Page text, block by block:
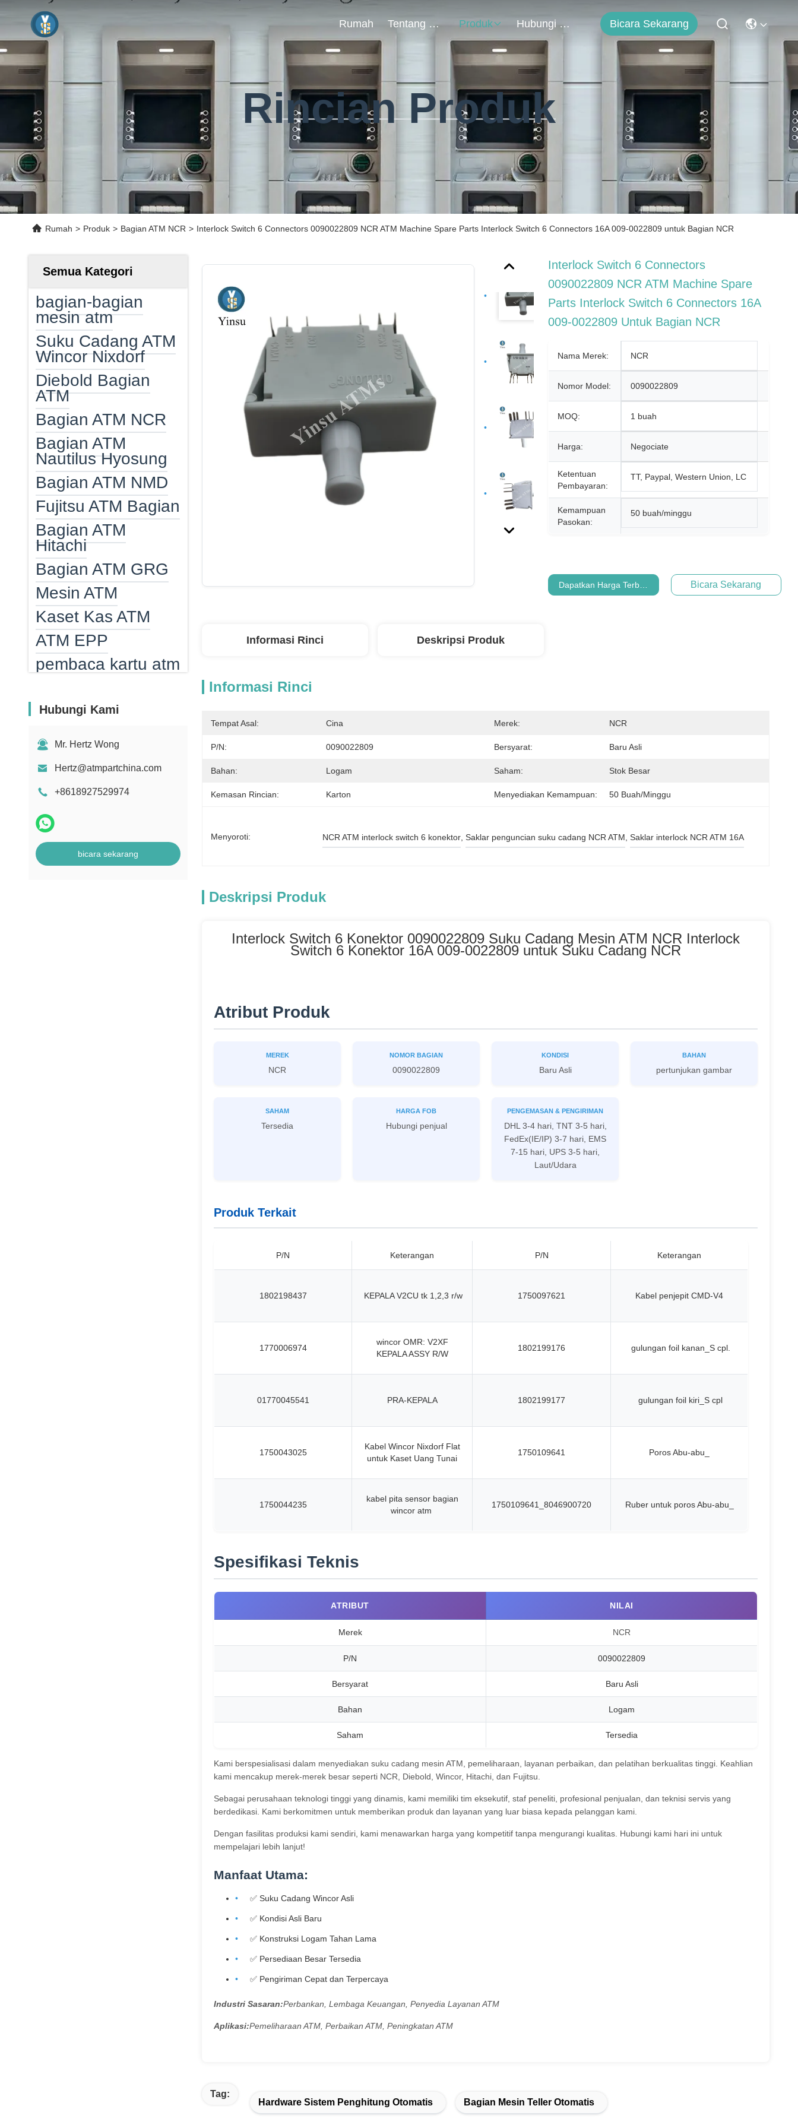
Rumah Tentang Kami Produk Hubungi Kami Bicara Sekarang
Rincian Produk
Rumah > Produk > Bagian ATM NCR > Interlock Switch 6 Connectors 0090022809 NCR ATM Machine Spare Parts Interlock Switch 6 Connectors 16A 009-0022809 untuk Bagian NCR
Semua Kategori
bagian-bagian
mesin atm
Suku Cadang ATM
Wincor Nixdorf
Diebold Bagian
ATM
Bagian ATM NCR
Bagian ATM
Nautilus Hyosung
Bagian ATM NMD
Fujitsu ATM Bagian
Bagian ATM
Hitachi
Bagian ATM GRG
Mesin ATM
Kaset Kas ATM
ATM EPP
pembaca kartu atm
Mesin penghitung
Bill Counter Parts
Bagian penerima
tagihan MEI
mesin POS
Hubungi Kami
Mr. Hertz Wong
Hertz@atmpartchina.com
+8618927529974
bicara sekarang
Interlock Switch 6 Connectors
0090022809 NCR ATM Machine Spare
Parts Interlock Switch 6 Connectors 16A
009-0022809 Untuk Bagian NCR
Nama Merek: NCR
Nomor Model: 0090022809
MOQ: 1 buah
Harga: Negociate
Ketentuan
Pembayaran:
TT, Paypal, Western Union, LC
Kemampuan
Pasokan:
50 buah/minggu
Dapatkan Harga Terbaik Bicara Sekarang
Informasi Rinci Deskripsi Produk
Informasi Rinci
Tempat Asal: Cina Merek: NCR
P/N: 0090022809 Bersyarat: Baru Asli
Bahan: Logam Saham: Stok Besar
Kemasan Rincian: Karton Menyediakan Kemampuan: 50 Buah/minggu
Menyoroti: NCR ATM interlock switch 6 konektor , Saklar penguncian suku cadang NCR ATM , Saklar interlock NCR ATM 16A
Deskripsi Produk
Interlock Switch 6 Konektor 0090022809 Suku Cadang Mesin ATM NCR Interlock
Switch 6 Konektor 16A 009-0022809 untuk Suku Cadang NCR
Atribut Produk
MEREK
NCR
NOMOR BAGIAN
0090022809
KONDISI
Baru Asli
BAHAN
pertunjukan gambar
SAHAM
Tersedia
HARGA FOB
Hubungi penjual
PENGEMASAN & PENGIRIMAN
DHL 3-4 hari, TNT 3-5 hari,
FedEx(IE/IP) 3-7 hari, EMS
7-15 hari, UPS 3-5 hari,
Laut/Udara
Produk Terkait
P/N Keterangan P/N Keterangan
1802198437 KEPALA V2CU tk 1,2,3 r/w 1750097621 Kabel penjepit CMD-V4
1770006974
wincor OMR: V2XF
KEPALA ASSY R/W
1802199176 gulungan foil kanan_S cpl.
01770045541 PRA-KEPALA 1802199177 gulungan foil kiri_S cpl
1750043025
Kabel Wincor Nixdorf Flat
untuk Kaset Uang Tunai
1750109641 Poros Abu-abu_
1750044235
kabel pita sensor bagian
wincor atm
1750109641_8046900720 Ruber untuk poros Abu-abu_
Spesifikasi Teknis
ATRIBUT NILAI
Merek NCR
P/N 0090022809
Bersyarat Baru Asli
Bahan Logam
Saham Tersedia
Kami berspesialisasi dalam menyediakan suku cadang mesin ATM, pemeliharaan, layanan perbaikan, dan pelatihan berkualitas tinggi. Keahlian
kami mencakup merek-merek besar seperti NCR, Diebold, Wincor, Hitachi, dan Fujitsu.
Sebagai perusahaan teknologi tinggi yang dinamis, kami memiliki tim eksekutif, staf peneliti, profesional penjualan, dan teknisi servis yang
berdedikasi. Kami berkomitmen untuk memberikan produk dan layanan yang luar biasa kepada pelanggan kami.
Dengan fasilitas produksi kami sendiri, kami menawarkan harga yang kompetitif tanpa mengurangi kualitas. Hubungi kami hari ini untuk
mempelajari lebih lanjut!
Manfaat Utama:
✅ Suku Cadang Wincor Asli
✅ Kondisi Asli Baru
✅ Konstruksi Logam Tahan Lama
✅ Persediaan Besar Tersedia
✅ Pengiriman Cepat dan Terpercaya
Industri Sasaran:Perbankan, Lembaga Keuangan, Penyedia Layanan ATM
Aplikasi:Pemeliharaan ATM, Perbaikan ATM, Peningkatan ATM
Tag:
Hardware Sistem Penghitung Otomatis
Bagian Mesin Teller Otomatis